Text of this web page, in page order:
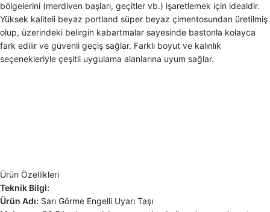
bölgelerini (merdiven başları, geçitler vb.) işaretlemek için idealdir.
Yüksek kaliteli beyaz portland süper beyaz çimentosundan üretilmiş
olup, üzerindeki belirgin kabartmalar sayesinde bastonla kolayca
fark edilir ve güvenli geçiş sağlar. Farklı boyut ve kalınlık
seçenekleriyle çeşitli uygulama alanlarına uyum sağlar.
Ürün Özellikleri
Teknik Bilgi:
Ürün Adı: Sarı Görme Engelli Uyarı Taşı